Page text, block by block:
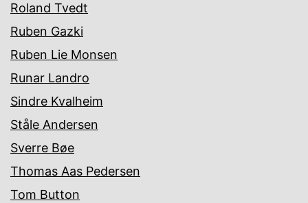
Roland Tvedt
Ruben Gazki
Ruben Lie Monsen
Runar Landro
Sindre Kvalheim
Ståle Andersen
Sverre Bøe
Thomas Aas Pedersen
Tom Button